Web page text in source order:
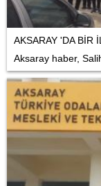
AKSARAY 'DA BİR
Aksaray haber,